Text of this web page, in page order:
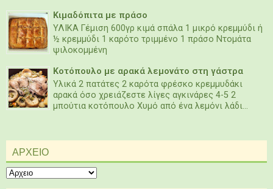
Κιμαδόπιτα με πράσο
ΥΛΙΚΑ Γέμιση 600γρ κιμά σπάλα 1 μικρό κρεμμύδι ή
½ κρεμμύδι 1 καρότο τριμμένο 1 πράσο Ντομάτα
ψιλοκομμένη
Κοτόπουλο με αρακά λεμονάτο στη γάστρα
Υλικά 2 πατάτες 2 καρότα φρέσκο κρεμμυδάκι
αρακά όσο χρειάζεστε λίγες αγκινάρες 4-5 2
μπούτια κοτόπουλο Χυμό από ένα λεμόνι λάδι...
ΑΡΧΕΙΟ